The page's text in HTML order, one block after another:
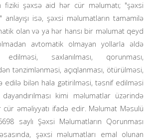
fiziki şəxsə aid hər cür məlumatı; "şəxsi
anlayışı isə, şəxsi məlumatların tamamilə
olan və ya hər hansı bir məlumat qeyd
avtomatik olmayan yollarla əldə
saxlanılması, qorunması,
tənzimlənməsi, açıqlanması, ötürülməsi,
edilə bilən hala gətirilməsi, təsnif edilməsi
kimi məlumatlar üzərində
əməliyyatı ifadə edir. Məlumat Məsulü
saylı Şəxsi Məlumatların Qorunması
şəxsi məlumatları emal olunan